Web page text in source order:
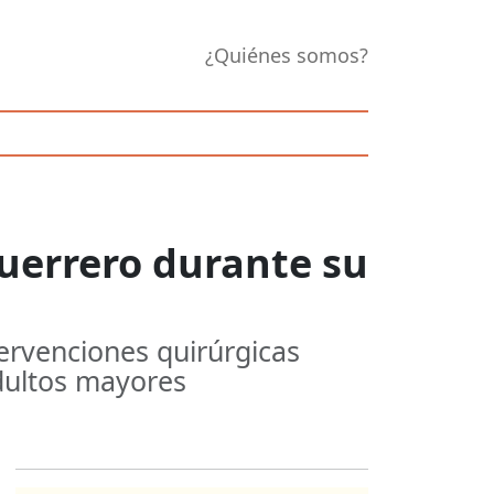
¿Quiénes somos?
durante su
quirúrgicas
mayores